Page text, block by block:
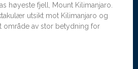
høyeste fjell, Mount Kilimanjaro.
utsikt mot Kilimanjaro og
område av stor betydning for